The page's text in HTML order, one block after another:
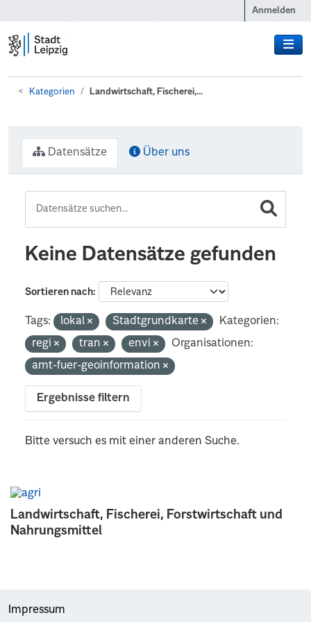
Anmelden
Kategorien Landwirtschaft, Fischerei,...
Landwirtschaft, Fischerei, Forstwirtschaft und
Nahrungsmittel
Datensätze Über uns
Keine Datensätze gefunden
Sortieren nach
Tags: lokal Stadtgrundkarte
Kategorien:
regi
tran envi
Organisationen:
amt-fuer-geoinformation
Ergebnisse filtern
Bitte versuch es mit einer anderen Suche.
Impressum